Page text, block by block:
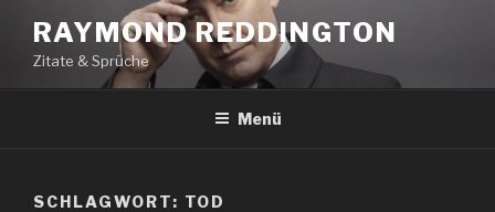
Inhalt
springen
RAYMOND REDDINGTON
Zitate & Sprüche
Menü
SCHLAGWORT: TOD